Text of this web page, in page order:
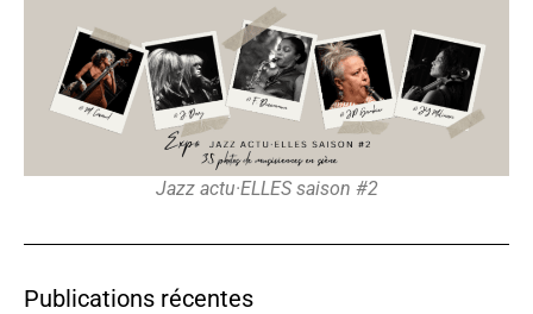
Jazz actu·ELLES saison #2
Publications récentes